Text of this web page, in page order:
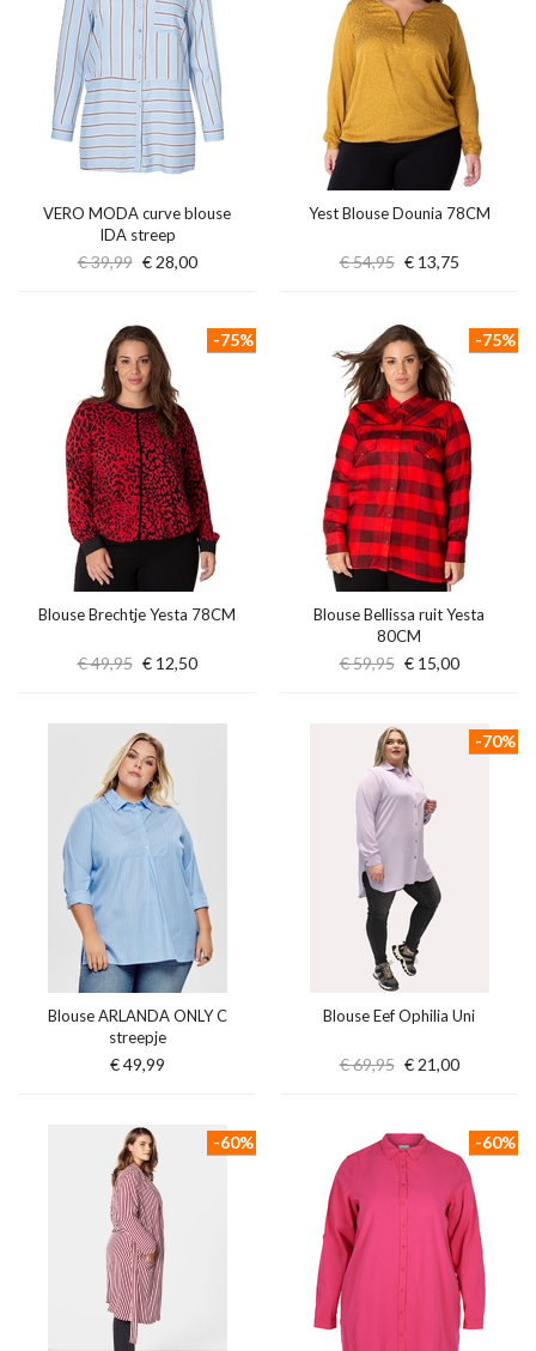
VERO MODA curve blouse
IDA streep
€ 39,99 € 28,00
Yest Blouse Dounia 78CM
€ 54,95 € 13,75
Blouse Brechtje Yesta 78CM
€ 49,95 € 12,50
-75%
Blouse Bellissa ruit Yesta
80CM
€ 59,95 € 15,00
-75%
Blouse ARLANDA ONLY C
streepje
€ 49,99
Blouse Eef Ophilia Uni
€ 69,95 € 21,00
-70%
-60% -60%